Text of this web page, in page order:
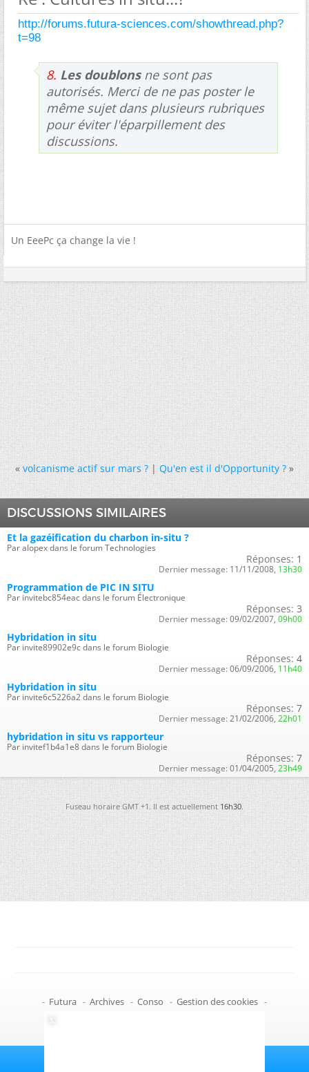
http://forums.futura-sciences.com/showthread.php?
t=98
8. Les doublonsne sont pas
autorisés. Merci de ne pas poster le
même sujet dans plusieurs rubriques
pour éviter l'éparpillement des
discussions.
Un EeePc ça change la vie !
« volcanisme actif sur mars ?|Qu'en est il d'Opportunity ? »
DISCUSSIONS SIMILAIRES
Et la gazéification du charbon in-situ ?
Par alopex dans le forum Technologies
Réponses: 1
Dernier message: 11/11/2008, 13h30
Programmation de PIC IN SITU
Par invitebc854eac dans le forum Électronique
Réponses: 3
Dernier message: 09/02/2007, 09h00
Hybridation in situ
Par invite89902e9c dans le forum Biologie
Réponses: 4
Dernier message: 06/09/2006, 11h40
Hybridation in situ
Par invite6c5226a2 dans le forum Biologie
Réponses: 7
Dernier message: 21/02/2006, 22h01
hybridation in situ vs rapporteur
Par invitef1b4a1e8 dans le forum Biologie
Réponses: 7
Dernier message: 01/04/2005, 23h49
Fuseau horaire GMT +1. Il est actuellement16h30.
- Futura - Archives - Conso - Gestion des cookies -